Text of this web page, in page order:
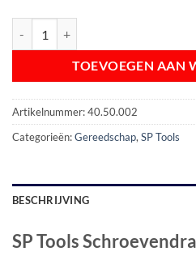
TOEVOEGEN AAN
Artikelnummer:40.50.002
Categorieën:Gereedschap, SP Tools
BESCHRIJVING
SP Tools